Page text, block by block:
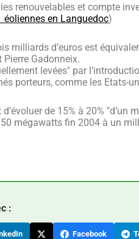
renouvelables et compte
éoliennes en Languedoc)
milliards d’euros est
Gadonneix.
levées" par
porteurs, comme les Etats-
d’évoluer de 15% à 20% "d’un
mégawatts fin 2004 à un
:
Facebook